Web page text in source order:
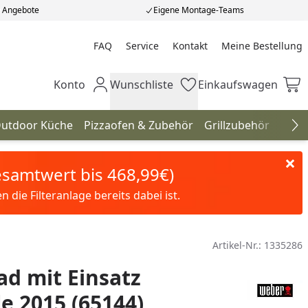
Eigene Montage-Teams
FAQ Service Kontakt Meine Bestellung
Meine Bestellung
Mein Konto
Konto Wunschliste
Wunschliste Einkaufswagen
Einkaufswagen
Küche Pizzaofen & Zubehör Grillzubehör
bis 468,99€)
die Filteranlage bereits dabei ist.
Artikel-Nr.: 1335286
mit Einsatz